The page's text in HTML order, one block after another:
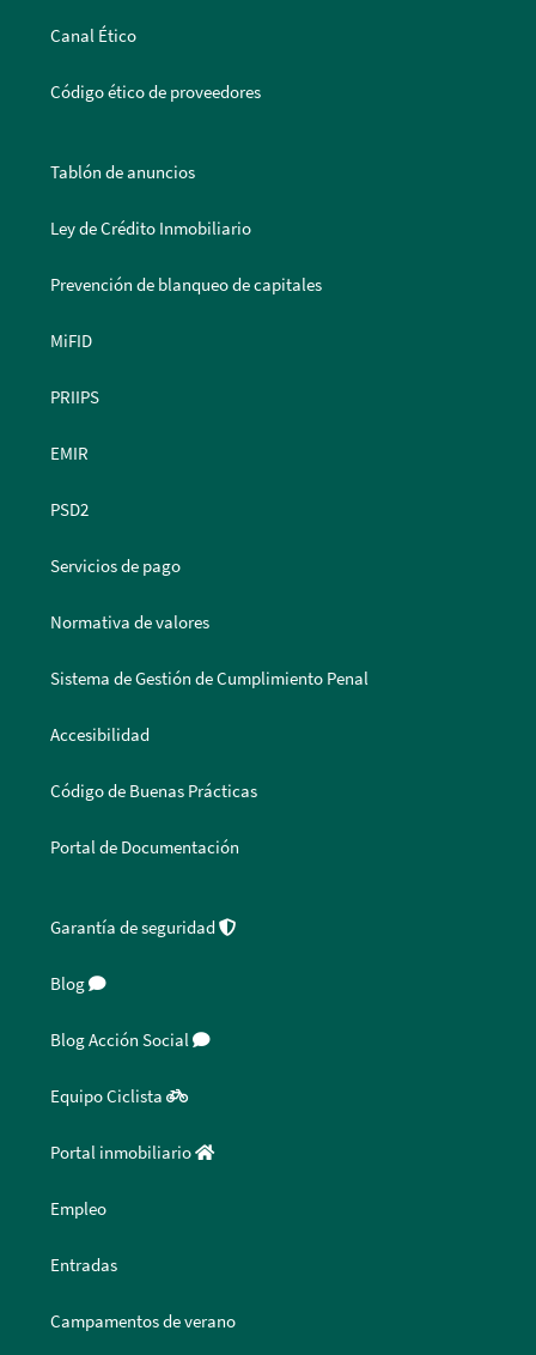
Canal Ético
Código ético de proveedores
Tablón de anuncios
Ley de Crédito Inmobiliario
Prevención de blanqueo de capitales
MiFID
PRIIPS
EMIR
PSD2
Servicios de pago
Normativa de valores
Sistema de Gestión de Cumplimiento Penal
Accesibilidad
Código de Buenas Prácticas
Portal de Documentación
Garantía de seguridad
Blog
Blog Acción Social
Equipo Ciclista
Portal inmobiliario
Empleo
Entradas
Campamentos de verano